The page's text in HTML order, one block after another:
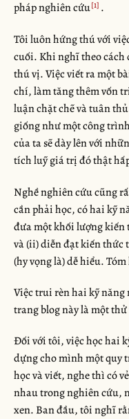
pháp nghiên cứu
.
Tôi luôn hứng thú với
cuối. Khi nghĩ theo cách
thú vị. Việc viết ra một
chí, làm tăng thêm vốn
luận chặt chẽ và tuân
giống như một công
của ta sẽ dày lên với
tích luỹ giá trị đó thật
Nghề nghiên cứu cũng
cần phải học, có hai kỹ
đưa một khối lượng kiến
và (ii) diễn đạt kiến thức
(hy vọng là) dễ hiểu.
Việc trui rèn hai kỹ
trang blog này là một
Đối với tôi, việc học hai
dựng cho mình một quy
học và viết, nghe thì có
nhau trong nghiên cứu,
xen. Ban đầu, tôi nghĩ